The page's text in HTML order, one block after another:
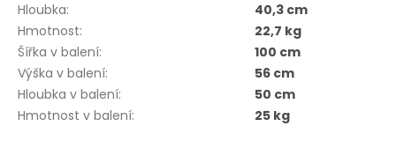
Hloubka:
40,3 cm
Hmotnost:
22,7 kg
Šířka v balení:
100 cm
Výška v balení:
56 cm
Hloubka v balení:
50 cm
Hmotnost v balení: 25 kg